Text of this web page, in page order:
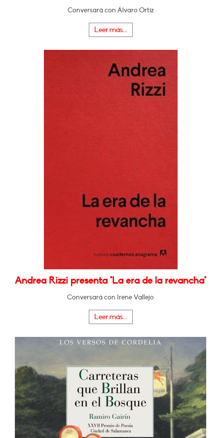
Conversará con Álvaro Ortiz
Leer más...
Andrea Rizzi presenta "La era de la revancha"
Conversará con Irene Vallejo
Leer más...